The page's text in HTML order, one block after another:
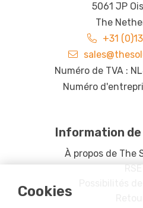
Cookies
5061 JP
The
+31
Numéro de TVA :
Numéro
Information
À propos de The
RSE